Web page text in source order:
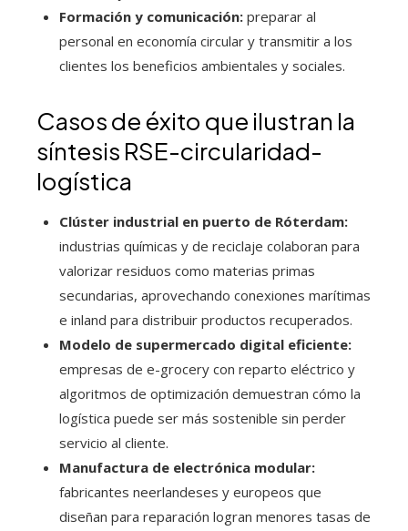
Formación y comunicación: preparar al
personal en economía circular y transmitir a los
clientes los beneficios ambientales y sociales.
Casos de éxito que ilustran la
síntesis RSE-circularidad-
logística
Clúster industrial en puerto de Róterdam:
industrias químicas y de reciclaje colaboran para
valorizar residuos como materias primas
secundarias, aprovechando conexiones marítimas
e inland para distribuir productos recuperados.
Modelo de supermercado digital eficiente:
empresas de e-grocery con reparto eléctrico y
algoritmos de optimización demuestran cómo la
logística puede ser más sostenible sin perder
servicio al cliente.
Manufactura de electrónica modular:
fabricantes neerlandeses y europeos que
diseñan para reparación logran menores tasas de